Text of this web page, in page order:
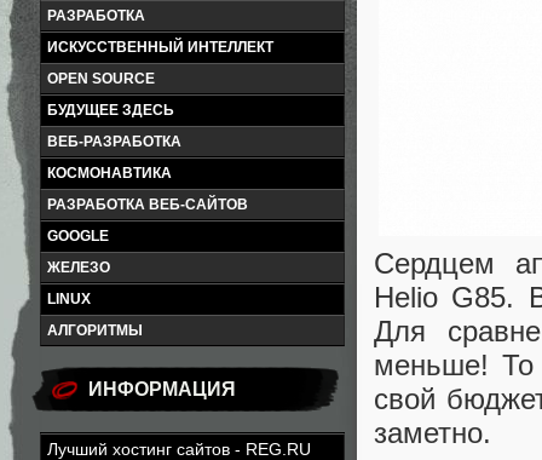
РАЗРАБОТКА
ИСКУССТВЕННЫЙ ИНТЕЛЛЕКТ
OPEN SOURCE
БУДУЩЕЕ ЗДЕСЬ
ВЕБ-РАЗРАБОТКА
КОСМОНАВТИКА
РАЗРАБОТКА ВЕБ-САЙТОВ
GOOGLE
ЖЕЛЕЗО
LINUX
АЛГОРИТМЫ
ИНФОРМАЦИЯ
Лучший хостинг сайтов - REG.RU
Сердцем
Helio G85.
Для
меньше! То
свой
заметно.